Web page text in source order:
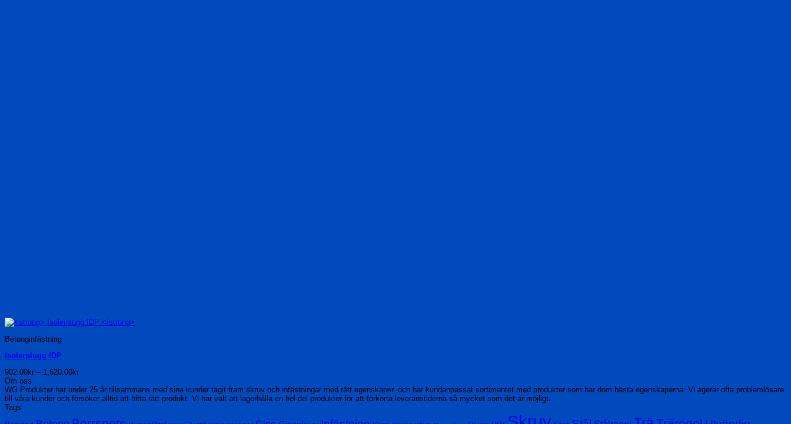
Betonginfästning
Isolerplugg IDP
902.00kr – 1,620.00krPrisintervall:
till
1,620.00kr
Om oss
WG Produkter har under 25 år tillsammans med sina kunder tagit fram skruv och infästningar med rätt egenskaper, och har kundanpassat sortimentet med produkter som har dom bästa egenskaperna. Vi agerar ofta problemlösare
till våra kunder och försöker alltid att hitta rätt produkt. Vi har valt att lagerhålla en hel del produkter för att förkorta leveranstiderna så mycket som det är möjligt.
Tags